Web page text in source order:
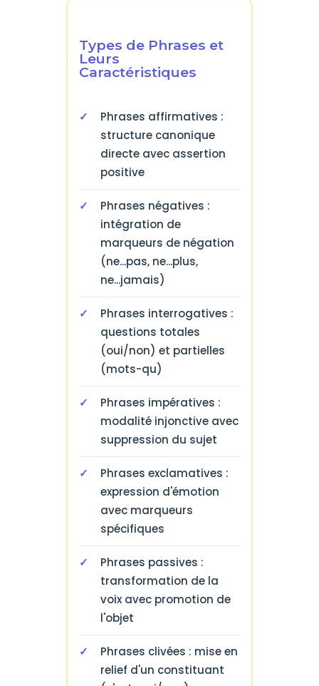
Types de Phrases et
Leurs
Caractéristiques
Phrases affirmatives :
structure canonique
directe avec assertion
positive
Phrases négatives :
intégration de
marqueurs de négation
(ne...pas, ne...plus,
ne...jamais)
Phrases interrogatives :
questions totales
(oui/non) et partielles
(mots-qu)
Phrases impératives :
modalité injonctive avec
suppression du sujet
Phrases exclamatives :
expression d'émotion
avec marqueurs
spécifiques
Phrases passives :
transformation de la
voix avec promotion de
l'objet
Phrases clivées : mise en
relief d'un constituant